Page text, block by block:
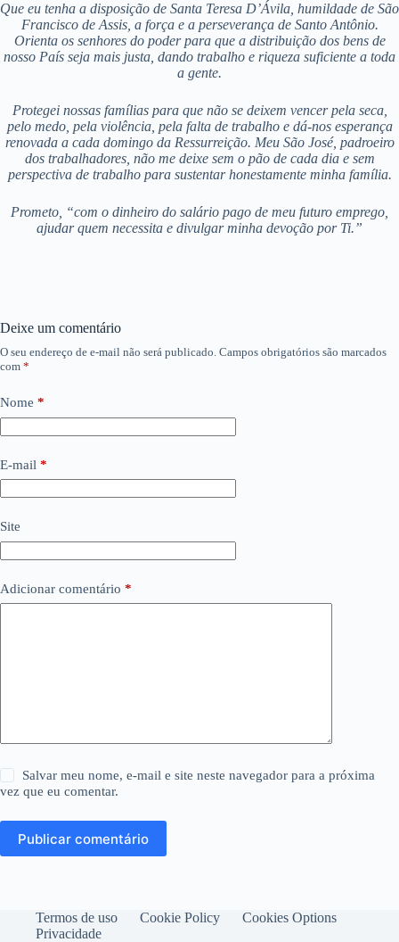
Que eu tenha a disposição de Santa Teresa D’Ávila, humildade de São
Francisco de Assis, a força e a perseverança de Santo Antônio.
Orienta os senhores do poder para que a distribuição dos bens de
nosso País seja mais justa, dando trabalho e riqueza suficiente a toda
a gente.
Protegei nossas famílias para que não se deixem vencer pela seca,
pelo medo, pela violência, pela falta de trabalho e dá-nos esperança
renovada a cada domingo da Ressurreição. Meu São José, padroeiro
dos trabalhadores, não me deixe sem o pão de cada dia e sem
perspectiva de trabalho para sustentar honestamente minha família.
Prometo, “com o dinheiro do salário pago de meu futuro emprego,
ajudar quem necessita e divulgar minha devoção por Ti.”
Deixe um comentário
O seu endereço de e-mail não será publicado. Campos obrigatórios são marcados
com *
Nome *
E-mail *
Site
Adicionar comentário *
Salvar meu nome, e-mail e site neste navegador para a próxima
vez que eu comentar.
Publicar comentário
Termos de uso Cookie Policy
Cookies Options
Privacidade